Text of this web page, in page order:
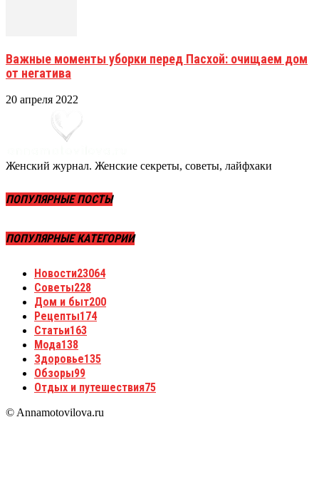
Важные моменты уборки перед Пасхой: очищаем дом
от негатива
20 апреля 2022
Женский журнал. Женские секреты, советы, лайфхаки
ПОПУЛЯРНЫЕ ПОСТЫ
ПОПУЛЯРНЫЕ КАТЕГОРИИ
Новости23064
Советы228
Дом и быт200
Рецепты174
Статьи163
Мода138
Здоровье135
Обзоры99
Отдых и путешествия75
© Annamotovilova.ru